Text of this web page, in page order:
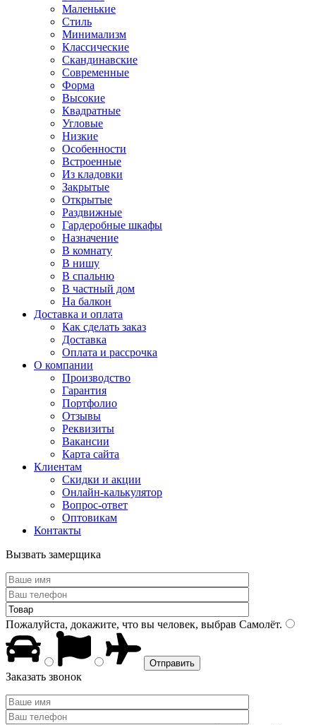
Маленькие
Стиль
Минимализм
Классические
Скандинавские
Современные
Форма
Высокие
Квадратные
Угловые
Низкие
Особенности
Встроенные
Из кладовки
Закрытые
Открытые
Раздвижные
Гардеробные шкафы
Назначение
В комнату
В нишу
В спальню
В частный дом
На балкон
Доставка и оплата
Как сделать заказ
Доставка
Оплата и рассрочка
О компании
Производство
Гарантия
Портфолио
Отзывы
Реквизиты
Вакансии
Карта сайта
Клиентам
Скидки и акции
Онлайн-калькулятор
Вопрос-ответ
Оптовикам
Контакты
Вызвать замерщика
Пожалуйста, докажите, что вы человек, выбрав Самолёт.
Заказать звонок